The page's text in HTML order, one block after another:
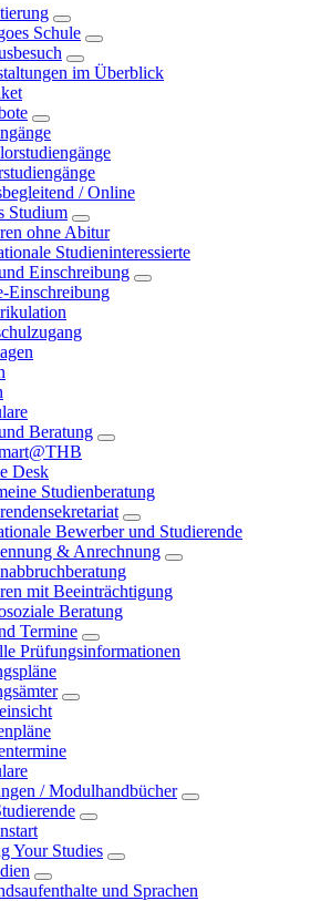
Schule
im Überblick
/ Online
Studium
ohne Abitur
Studieninteressierte
Einschreibung
Einschreibung
Beratung
Desk
Studienberatung
Bewerber und Studierende
& Anrechnung
mit Beeinträchtigung
Beratung
Termine
Prüfungsinformationen
/ Modulhandbücher
Your Studies
und Sprachen